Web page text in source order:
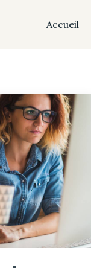
Accueil